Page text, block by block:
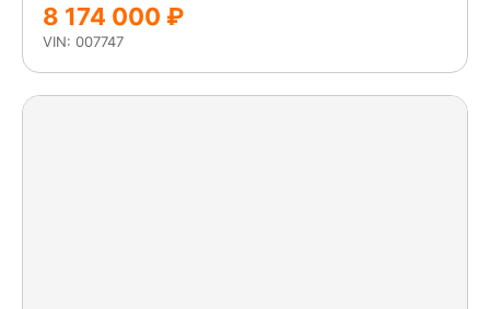
8 174 000 ₽
VIN: 007747